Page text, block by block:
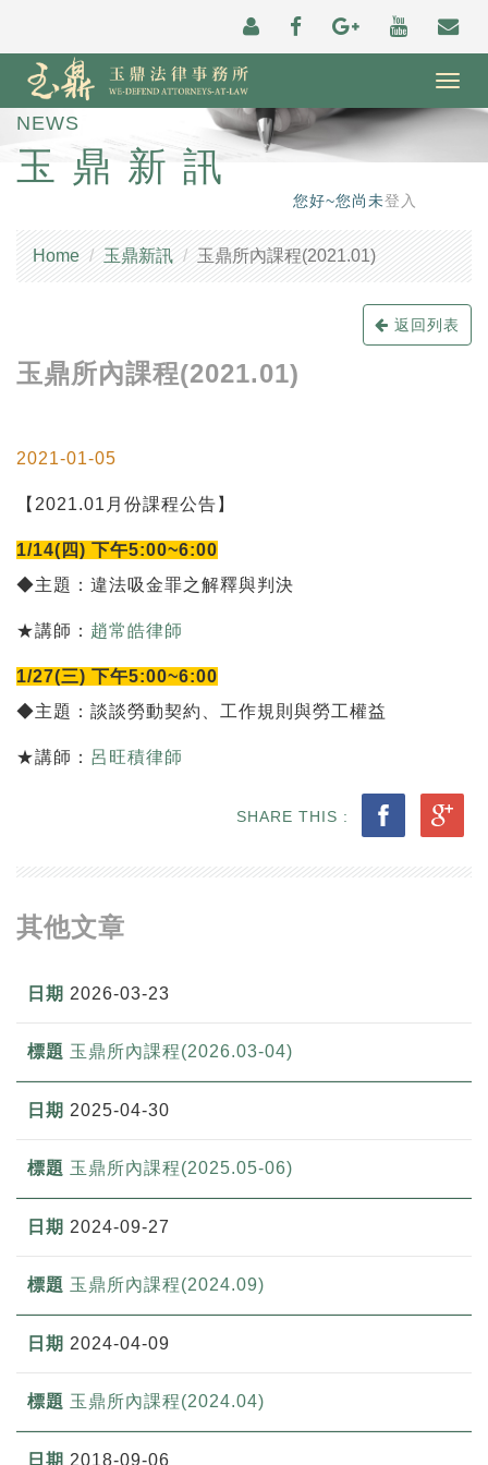
NEWS
玉鼎新訊
您好~您尚未登入
Home 玉鼎新訊 玉鼎所內課程(2021.01)
返回列表
玉鼎所內課程(2021.01)
2021-01-05
【2021.01月份課程公告】
1/14(四) 下午5:00~6:00
◆主題：違法吸金罪之解釋與判決
★講師： 趙常皓律師
1/27(三) 下午5:00~6:00
◆主題：談談勞動契約、工作規則與勞工權益
★講師： 呂旺積律師
SHARE THIS :
其他文章
2026-03-23
玉鼎所內課程(2026.03-04)
2025-04-30
玉鼎所內課程(2025.05-06)
2024-09-27
玉鼎所內課程(2024.09)
2024-04-09
玉鼎所內課程(2024.04)
2018-09-06